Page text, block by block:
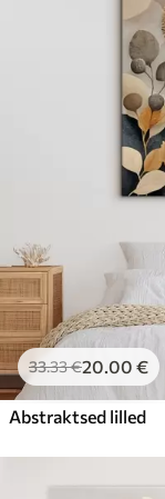
33.33€20.00 €
Abstraktsed lilled